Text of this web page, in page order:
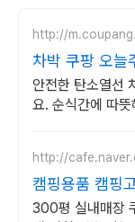
http://
차박 쿠팡 오늘
안전한 탄소열선
요. 순식간에 따
http://
캠핑용품 캠핑
300평 실내매장